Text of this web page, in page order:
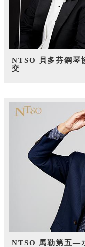
NTSO 貝多芬鋼琴
交
NTSO 馬勒第五—